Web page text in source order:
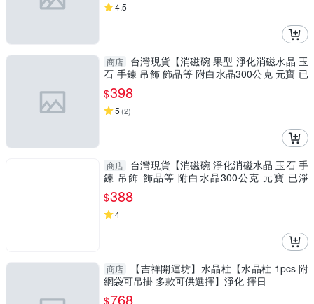
4.5
商店
台灣現貨【消磁碗 果型 淨化消磁水晶 玉
石 手鍊 吊飾 飾品等 附白水晶300公克 元寶 已
淨化】
$398
5 (2)
商店
台灣現貨【消磁碗 淨化消磁水晶 玉石 手
鍊 吊飾 飾品等 附白水晶300公克 元寶 已淨
化】
$388
4
商店
【吉祥開運坊】水晶柱【水晶柱 1pcs 附
網袋可吊掛 多款可供選擇】淨化 擇日
$768